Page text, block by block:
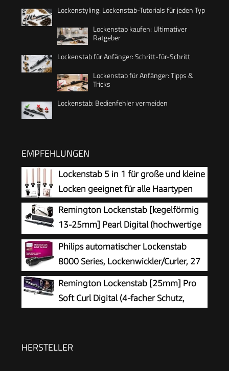
Lockenstyling: Lockenstab-Tutorials für jeden Typ
Lockenstab kaufen: Ultimativer
Ratgeber
Lockenstab für Anfänger: Schritt-für-Schritt
Lockenstab für Anfänger: Tipps &
Tricks
Lockenstab: Bedienfehler vermeiden
EMPFEHLUNGEN
Lockenstab 5 in 1 für große und kleine
Locken geeignet für alle Haartypen
Remington Lockenstab [kegelförmig
13-25mm] Pearl Digital (hochwertige
Keramikbeschichtung mit echten
Perlen) LCD-Display 130-210°C,
Hitzehandschuh, natürliche Locken, Spirallocken
& Beach Waves, CI951
Philips automatischer Lockenstab
8000 Series, Lockenwickler/Curler, 27
verschiedene Stylingoptionen,
Schwarz, Modell BHB876/00
Remington Lockenstab [25mm] Pro
Soft Curl Digital (4-facher Schutz,
mittelgroße & natürliche Locken, CI6525
HERSTELLER